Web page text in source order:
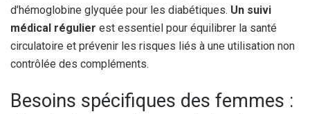
d’hémoglobine glyquée pour les diabétiques. Un suivi
médical régulier est essentiel pour équilibrer la santé
circulatoire et prévenir les risques liés à une utilisation non
contrôlée des compléments.
Besoins spécifiques des femmes :